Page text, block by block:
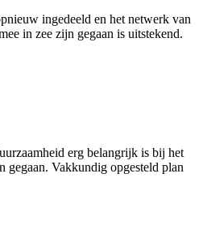
ingedeeld en het netwerk van
in zee zijn gegaan is uitstekend.
erg belangrijk is bij het
gegaan. Vakkundig opgesteld plan